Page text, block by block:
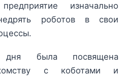
изначально
роботов в свои
дня была посвящена
с коботами и